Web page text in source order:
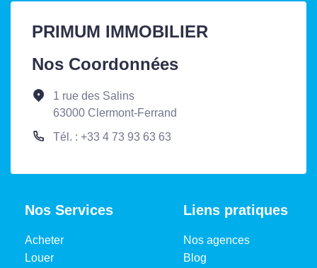
PRIMUM IMMOBILIER
Nos Coordonnées
1 rue des Salins
63000 Clermont-Ferrand
Tél. : +33 4 73 93 63 63
Nos Services
Acheter
Louer
Liens pratiques
Nos agences
Blog